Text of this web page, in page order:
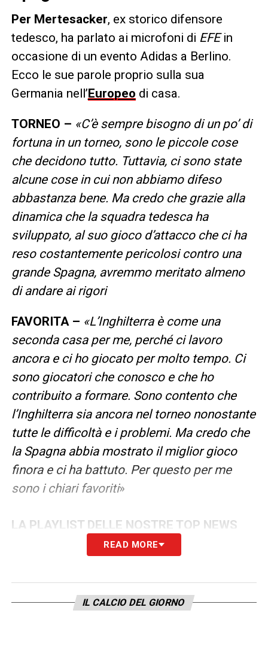
Per Mertesacker, ex storico difensore
tedesco, ha parlato ai microfoni di EFEin
occasione di un evento Adidas a Berlino.
Ecco le sue parole proprio sulla sua
Germania nell’Europeo di casa.
TORNEO – «C’è sempre bisogno di un po’ di
fortuna in un torneo, sono le piccole cose
che decidono tutto. Tuttavia, ci sono state
alcune cose in cui non abbiamo difeso
abbastanza bene. Ma credo che grazie alla
dinamica che la squadra tedesca ha
sviluppato, al suo gioco d’attacco che ci ha
reso costantemente pericolosi contro una
grande Spagna, avremmo meritato almeno
di andare ai rigori
FAVORITA – «L’Inghilterra è come una
seconda casa per me, perché ci lavoro
ancora e ci ho giocato per molto tempo. Ci
sono giocatori che conosco e che ho
contribuito a formare. Sono contento che
l’Inghilterra sia ancora nel torneo nonostante
tutte le difficoltà e i problemi. Ma credo che
la Spagna abbia mostrato il miglior gioco
finora e ci ha battuto. Per questo per me
sono i chiari favoriti»
LA PLAYLIST DELLE NOSTRE TOP NEWS
READ MORE
IL CALCIO DEL GIORNO